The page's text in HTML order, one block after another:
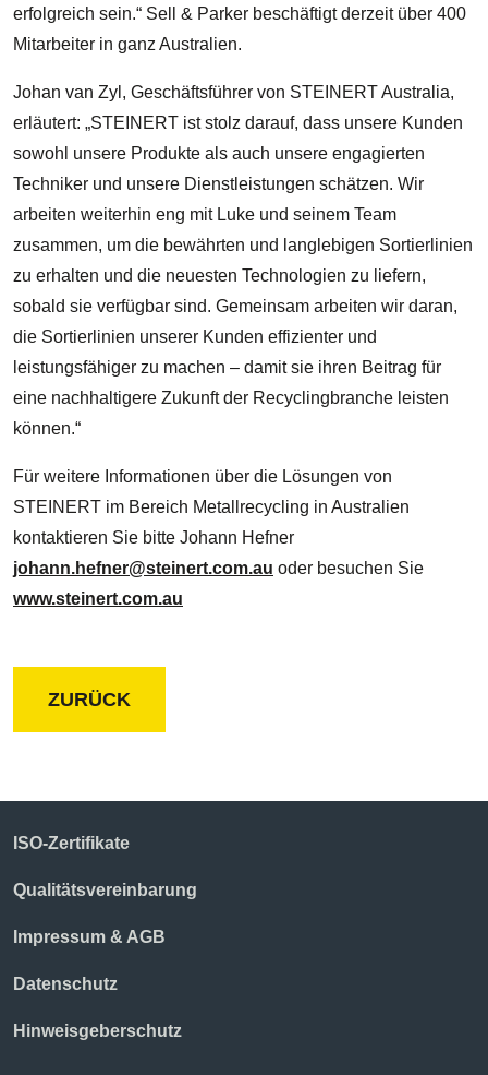
erfolgreich sein.“ Sell & Parker beschäftigt derzeit über 400
Mitarbeiter in ganz Australien.
Johan van Zyl, Geschäftsführer von STEINERT Australia,
erläutert: „STEINERT ist stolz darauf, dass unsere Kunden
sowohl unsere Produkte als auch unsere engagierten
Techniker und unsere Dienstleistungen schätzen. Wir
arbeiten weiterhin eng mit Luke und seinem Team
zusammen, um die bewährten und langlebigen Sortierlinien
zu erhalten und die neuesten Technologien zu liefern,
sobald sie verfügbar sind. Gemeinsam arbeiten wir daran,
die Sortierlinien unserer Kunden effizienter und
leistungsfähiger zu machen – damit sie ihren Beitrag für
eine nachhaltigere Zukunft der Recyclingbranche leisten
können.“
Für weitere Informationen über die Lösungen von
STEINERT im Bereich Metallrecycling in Australien
kontaktieren Sie bitte Johann Hefner
johann.hefner@steinert.com.au oder besuchen Sie
www.steinert.com.au
ZURÜCK
ISO-Zertifikate
Qualitätsvereinbarung
Impressum & AGB
Datenschutz
Hinweisgeberschutz